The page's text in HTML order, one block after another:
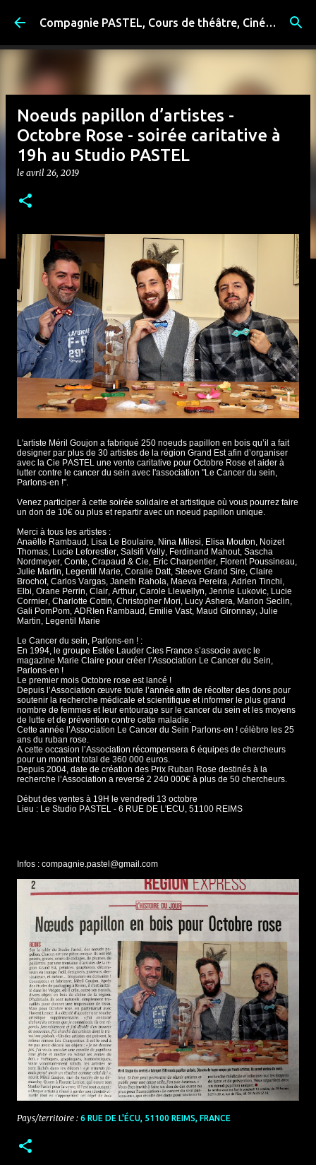
Accéder au contenu principal Compagnie PASTEL, Cours de théâtre, Cinéma, Exposition, Ateliers artistiques, Spectacle à Reims
Noeuds papillon d’artistes -
Octobre Rose - soirée caritative à
19h au Studio PASTEL
le avril 26, 2019
L'artiste Méril Goujon a fabriqué 250 noeuds papillon en bois qu’il a fait
designer par plus de 30 artistes de la région Grand Est afin d’organiser
avec la Cie PASTEL une vente caritative pour Octobre Rose et aider à
lutter contre le cancer du sein avec l'association "Le Cancer du sein,
Parlons-en !".
Venez participer à cette soirée solidaire et artistique où vous pourrez faire
un don de 10€ ou plus et repartir avec un noeud papillon unique.
Merci à tous les artistes :
Anaëlle Rambaud, Lisa Le Boulaire, Nina Milesi, Elisa Mouton, Noizet
Thomas, Lucie Leforestier, Salsifi Velly, Ferdinand Mahout, Sascha
Nordmeyer, Conte, Crapaud & Cie, Eric Charpentier, Florent Poussineau,
Julie Martin, Legentil Marie, Coralie Datt, Steeve Grand Sire, Claire
Brochot, Carlos Vargas, Janeth Rahola, Maeva Pereira, Adrien Tinchi,
Elbi, Orane Perrin, Clair, Arthur, Carole Llewellyn, Jennie Lukovic, Lucie
Cormier, Charlotte Cottin, Christopher Mori, Lucy Ashera, Marion Seclin,
Gali PomPom, ADRIen Rambaud, Emilie Vast, Maud Gironnay, Julie
Martin, Legentil Marie
Le Cancer du sein, Parlons-en ! :
En 1994, le groupe Estée Lauder Cies France s’associe avec le
magazine Marie Claire pour créer l’Association Le Cancer du Sein,
Parlons-en !
Le premier mois Octobre rose est lancé !
Depuis l’Association œuvre toute l’année afin de récolter des dons pour
soutenir la recherche médicale et scientifique et informer le plus grand
nombre de femmes et leur entourage sur le cancer du sein et les moyens
de lutte et de prévention contre cette maladie.
Cette année l’Association Le Cancer du Sein Parlons-en ! célèbre les 25
ans du ruban rose.
A cette occasion l’Association récompensera 6 équipes de chercheurs
pour un montant total de 360 000 euros.
Depuis 2004, date de création des Prix Ruban Rose destinés à la
recherche l’Association a reversé 2 240 000€ à plus de 50 chercheurs.
Début des ventes à 19H le vendredi 13 octobre
Lieu : Le Studio PASTEL - 6 RUE DE L'ECU, 51100 REIMS
Infos : compagnie.pastel@gmail.com
Pays/territoire : 6 RUE DE L'ÉCU, 51100 REIMS, FRANCE